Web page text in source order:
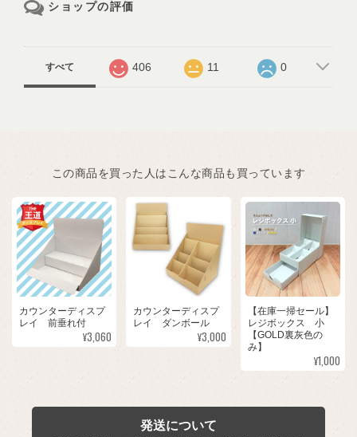
ショップの評価
すべて 406 11 0
この商品を買った人はこんな商品も買っています
カウンターディスプ
レイ 前垂れ付
¥3,060
カウンターディスプ
レイ ダンボール
¥3,000
【在庫一掃セール】
レジボックス 小
【GOLD裏灰色の
み】
¥1,000
発送について